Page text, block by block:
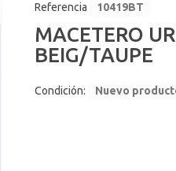
Referencia 10419BT
MACETERO
BEIG/TAUPE
Condición: Nuevo